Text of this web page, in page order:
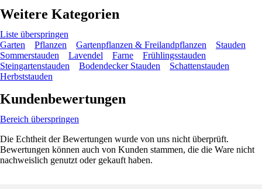
Weitere Kategorien
Liste überspringen
Garten
Pflanzen Gartenpflanzen & Freilandpflanzen
Stauden
Sommerstauden
Lavendel Farne
Frühlingsstauden
Steingartenstauden
Bodendecker Stauden
Schattenstauden
Herbststauden
Kundenbewertungen
Bereich überspringen
Die Echtheit der Bewertungen wurde von uns nicht überprüft.
Bewertungen können auch von Kunden stammen, die die Ware nicht
nachweislich genutzt oder gekauft haben.